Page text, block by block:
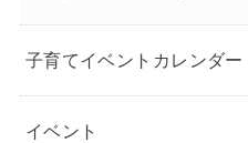
子育てイベントカレンダー
イベント